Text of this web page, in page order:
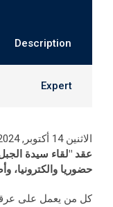
Description
Expert
الاثنين 14 أكتوبر, 2024
عقد "لقاء سيدة
حضوريا والكترونيا،
كل من يعمل على